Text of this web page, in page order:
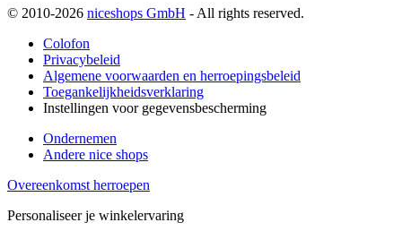
© 2010-2026 niceshops GmbH - All rights reserved.
Colofon
Privacybeleid
Algemene voorwaarden en herroepingsbeleid
Toegankelijkheidsverklaring
Instellingen voor gegevensbescherming
Ondernemen
Andere nice shops
Overeenkomst herroepen
Personaliseer je winkelervaring